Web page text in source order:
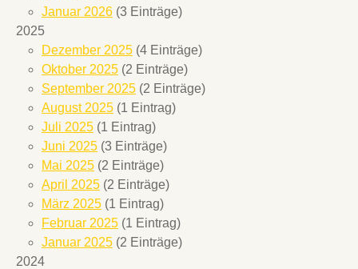
Januar 2026 (3 Einträge)
2025
Dezember 2025 (4 Einträge)
Oktober 2025 (2 Einträge)
September 2025 (2 Einträge)
August 2025 (1 Eintrag)
Juli 2025 (1 Eintrag)
Juni 2025 (3 Einträge)
Mai 2025 (2 Einträge)
April 2025 (2 Einträge)
März 2025 (1 Eintrag)
Februar 2025 (1 Eintrag)
Januar 2025 (2 Einträge)
2024